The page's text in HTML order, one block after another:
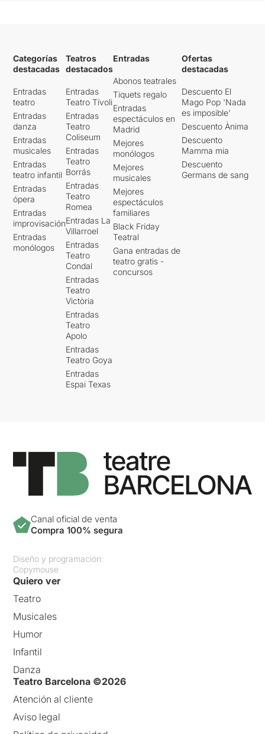
Categorías
destacadas
Entradas
teatro
Entradas
danza
Entradas
musicales
Entradas
teatro infantil
Entradas
ópera
Entradas
improvisación
Entradas
monólogos
Teatros
destacados
Entradas
Teatro Tívoli
Entradas
Teatro
Coliseum
Entradas
Teatro
Borrás
Entradas
Teatro
Romea
Entradas La
Villarroel
Entradas
Teatro
Condal
Entradas
Teatro
Victòria
Entradas
Teatro
Apolo
Entradas
Teatro Goya
Entradas
Espai Texas
Entradas
Abonos teatrales
Tiquets regalo
Entradas
espectáculos en
Madrid
Mejores
monólogos
Mejores
musicales
Mejores
espectáculos
familiares
Black Friday
Teatral
Gana entradas de
teatro gratis -
concursos
Ofertas
destacadas
Descuento El
Mago Pop 'Nada
es imposible'
Descuento Ànima
Descuento
Mamma mia
Descuento
Germans de sang
Canal oficial de venta
Compra 100% segura
Diseño y programación:
Copymouse
Quiero ver
Teatro
Musicales
Humor
Infantil
Danza
Teatro Barcelona ©2026
Atención al cliente
Aviso legal